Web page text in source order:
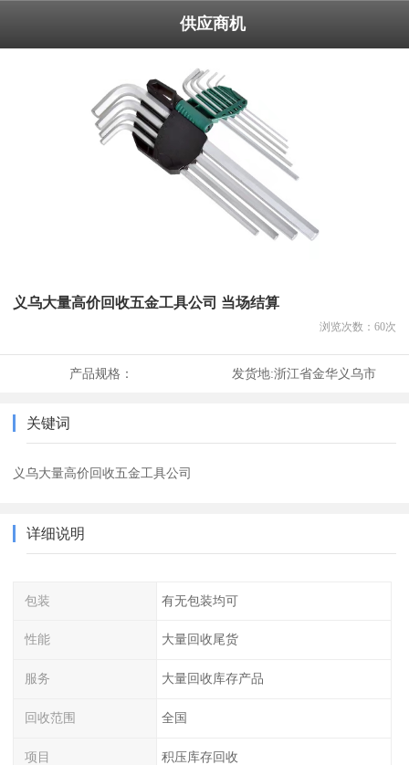
供应商机
义乌大量高价回收五金工具公司 当场结算
浏览次数： 60次
产品规格： 发货地:浙江省金华义乌市
关键词
义乌大量高价回收五金工具公司
详细说明
包装 有无包装均可
性能 大量回收尾货
服务 大量回收库存产品
回收范围 全国
项目 积压库存回收